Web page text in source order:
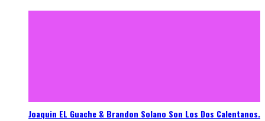
Joaquin EL Guache & Brandon Solano Son Los Dos Calentanos.